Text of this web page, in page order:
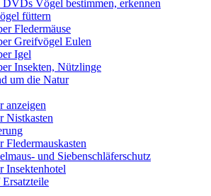
Vögel bestimmen, erkennen
füttern
Fledermäuse
Greifvögel Eulen
Igel
Insekten, Nützlinge
um die Natur
anzeigen
Nistkasten
Fledermauskasten
und Siebenschläferschutz
Insektenhotel